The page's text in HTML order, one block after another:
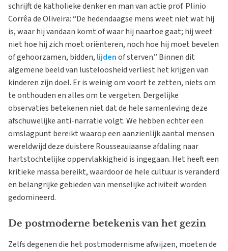
schrijft de katholieke denker en man van actie prof. Plinio
Corrêa de Oliveira: “De hedendaagse mens weet niet wat hij
is, waar hij vandaan komt of waar hij naartoe gaat; hij weet
niet hoe hij zich moet oriënteren, noch hoe hij moet bevelen
of gehoorzamen, bidden, lijdenof sterven.” Binnen dit
algemene beeld van lusteloosheid verliest het krijgen van
kinderen zijn doel. Er is weinig om voort te zetten, niets om
te onthouden en alles om te vergeten. Dergelijke
observaties betekenen niet dat de hele samenleving deze
afschuwelijke anti-narratie volgt. We hebben echter een
omslagpunt bereikt waarop een aanzienlijk aantal mensen
wereldwijd deze duistere Rousseauiaanse afdaling naar
hartstochtelijke oppervlakkigheid is ingegaan. Het heeft een
kritieke massa bereikt, waardoor de hele cultuur is veranderd
en belangrijke gebieden van menselijke activiteit worden
gedomineerd.
De postmoderne betekenis van het gezin
Zelfs degenen die het postmodernisme afwijzen, moeten de